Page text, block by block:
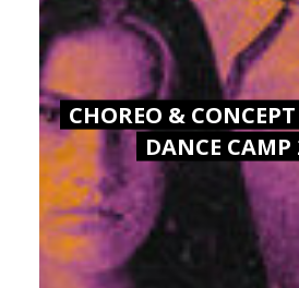
CHOREO &
DANCE CAMP